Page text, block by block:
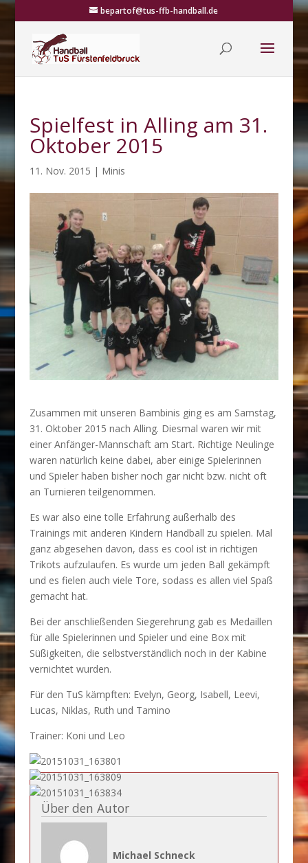
bepartof@tus-ffb-handball.de
Spielfest in Alling am 31.
Oktober 2015
11. Nov. 2015 | Minis
Zusammen mit unseren Bambinis ging es am Samstag,
31. Oktober 2015 nach Alling. Diesmal waren wir mit
einer Anfänger-Mannschaft am Start. Richtige Neulinge
waren natürlich keine dabei, aber einige Spielerinnen
und Spieler haben bisher noch gar nicht bzw. nicht oft
an Turnieren teilgenommen.
Es war also eine tolle Erfahrung außerhalb des
Trainings mit anderen Kindern Handball zu spielen. Mal
ganz abgesehen davon, dass es cool ist in richtigen
Trikots aufzulaufen. Es wurde um jeden Ball gekämpft
und es fielen auch viele Tore, sodass es allen viel Spaß
gemacht hat.
Bei der anschließenden Siegerehrung gab es Medaillen
für alle Spielerinnen und Spieler und eine Box mit
Süßigkeiten, die selbstverständlich noch in der Kabine
vernichtet wurden.
Für den TuS kämpften: Evelyn, Georg, Isabell, Leevi,
Lucas, Niklas, Ruth und Tamino
Trainer: Koni und Leo
Über den Autor
Michael Schneck